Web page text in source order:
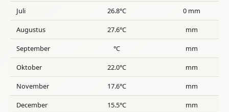
Juli 26.8°C 0 mm
Augustus 27.6°C mm
September °C mm
Oktober 22.0°C mm
November 17.6°C mm
December 15.5°C mm